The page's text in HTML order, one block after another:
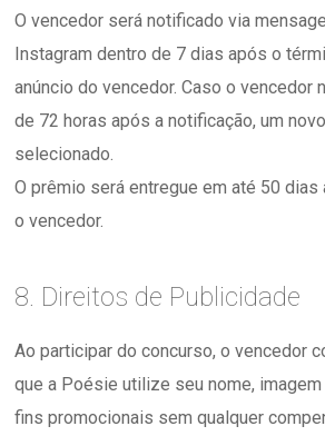
O vencedor será notificado via
Instagram dentro de 7 dias após o
anúncio do vencedor. Caso o vencedor
de 72 horas após a notificação, um
selecionado.
O prêmio será entregue em até 50
o vencedor.
8. Direitos de Publicidade
Ao participar do concurso, o vencedor
que a Poésie utilize seu nome,
fins promocionais sem qualquer